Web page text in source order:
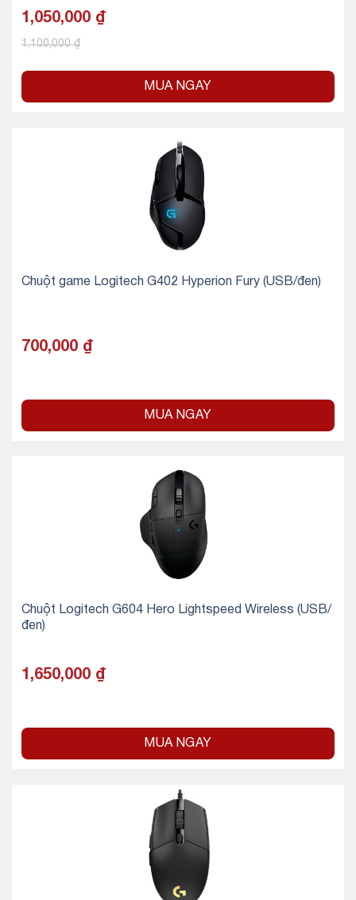
1,050,000 ₫
1,100,000₫
MUA NGAY
Chuột game Logitech G402 Hyperion Fury (USB/đen)
700,000 ₫
MUA NGAY
Chuột Logitech G604 Hero Lightspeed Wireless (USB/
đen)
1,650,000 ₫
MUA NGAY